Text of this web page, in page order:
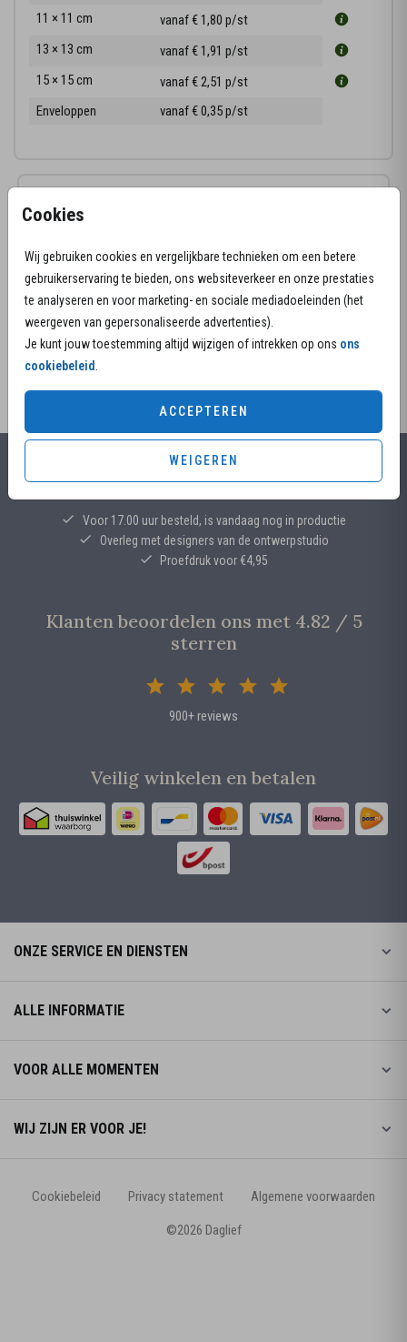
Cookies
Wij gebruiken cookies en vergelijkbare technieken om een betere
gebruikerservaring te bieden, ons websiteverkeer en onze prestaties
te analyseren en voor marketing- en sociale mediadoeleinden (het
weergeven van gepersonaliseerde advertenties).
Je kunt jouw toestemming altijd wijzigen of intrekken op ons ons
cookiebeleid
ACCEPTEREN
WEIGEREN
11 × 11 cm
vanaf € 1,80 p/st
13 × 13 cm
vanaf € 1,91 p/st
15 × 15 cm
vanaf € 2,51 p/st
Enveloppen
vanaf € 0,35p/st
Zelf een persoonlijke rouwkaart maken voor je
dierbare? Kies dit ontwerp met bloem en gedicht –
een liefdevolle manier om afscheid te nemen.
Alles voor jouw moment
Voor 17.00 uur besteld, is vandaag nog in productie
Overleg met designers van de ontwerpstudio
Proefdruk voor €4,95
Klanten beoordelen ons met 4.82 / 5
sterren
900+ reviews
Veilig winkelen en betalen
ONZE SERVICE EN DIENSTEN
ALLE INFORMATIE
VOOR ALLE MOMENTEN
WIJ ZIJN ER VOOR JE!
Cookiebeleid Privacy statement Algemene voorwaarden
©2026 Daglief